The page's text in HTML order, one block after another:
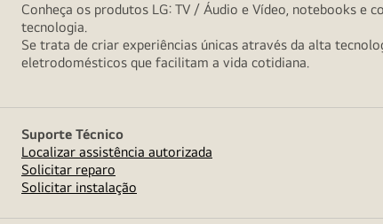
Conheça os produtos LG: TV / Áudio e Vídeo, notebooks e
tecnologia.
Se trata de criar experiências únicas através da alta
eletrodomésticos que facilitam a vida cotidiana.
Suporte Técnico
Localizar assistência autorizada
Solicitar reparo
Solicitar instalação